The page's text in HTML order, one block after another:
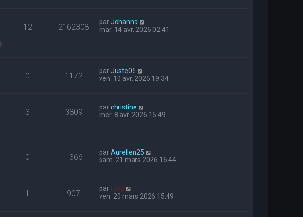
12 2162308 parJohanna
mar. 14 avr. 2026 02:41
0 1172 parJuste05
ven. 10 avr. 2026 19:34
3 3809 parchristine
mer. 8 avr. 2026 15:49
0 1366 parAurelien25
sam. 21 mars 2026 16:44
1 907 par Flox
ven. 20 mars 2026 15:49